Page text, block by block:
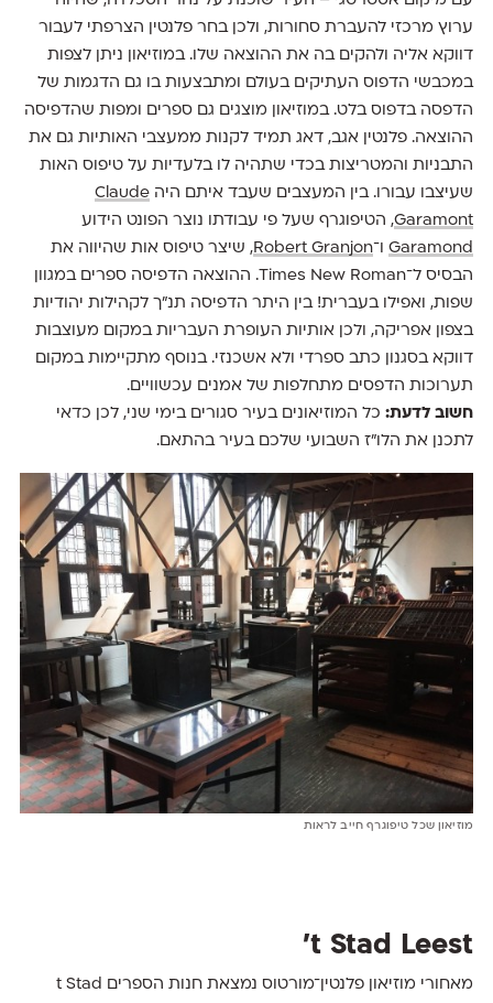
ערוץ מרכזי להעברת סחורות, ולכן בחר פלנטין הצרפתי לעבור
דווקא אליה ולהקים בה את ההוצאה שלו. במוזיאון ניתן לצפות
במכבשי הדפוס העתיקים בעולם ומתבצעות בו גם הדגמות של
הדפסה בדפוס בלט. במוזיאון מוצגים גם ספרים ומפות שהדפיסה
ההוצאה. פלנטין אגב, דאג תמיד לקנות ממעצבי האותיות גם את
התבניות והמטריצות בכדי שתהיה לו בלעדיות על טיפוס האות
שעיצבו עבורו. בין המעצבים שעבד איתם היה Claude
Garamont, הטיפוגרף שעל פי עבודתו נוצר הפונט הידוע
Garamondו־Robert Granjon, שיצר טיפוס אות שהיווה את
הבסיס ל־Times New Roman. ההוצאה הדפיסה ספרים במגוון
שפות, ואפילו בעברית! בין היתר הדפיסה תנ״ך לקהילות יהודיות
בצפון אפריקה, ולכן אותיות העופרת העבריות במקום מעוצבות
דווקא בסגנון כתב ספרדי ולא אשכנזי. בנוסף מתקיימות במקום
תערוכות הדפסים מתחלפות של אמנים עכשוויים.
חשוב לדעת:כל המוזיאונים בעיר סגורים בימי שני, לכן כדאי
לתכנן את הלו״ז השבועי שלכם בעיר בהתאם.
מוזיאון שכל טיפוגרף חייב לראות
t Stad Leest'
מאחורי מוזיאון פלנטין־מורטוס נמצאת חנות הספרים t Stad